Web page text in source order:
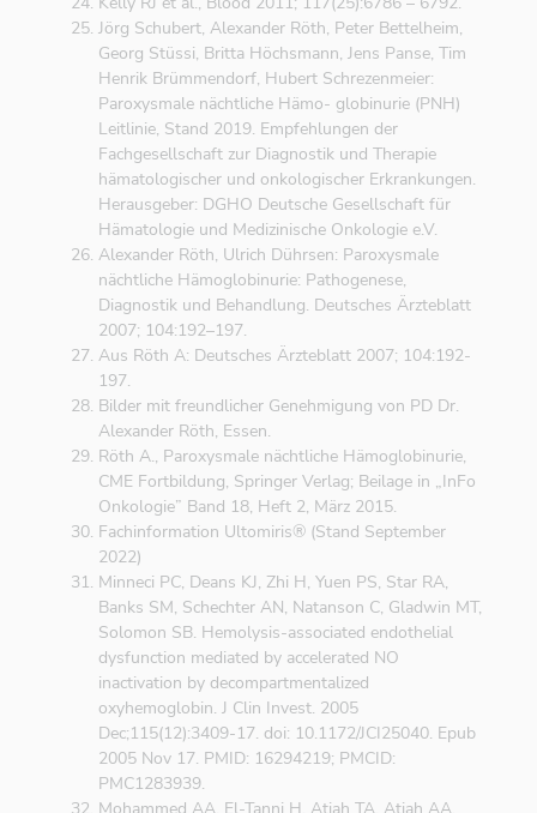
Jörg Schubert, Alexander Röth, Peter Bettelheim,
Georg Stüssi, Britta Höchsmann, Jens Panse, Tim
Henrik Brümmendorf, Hubert Schrezenmeier:
Paroxysmale nächtliche Hämo- globinurie (PNH)
Leitlinie, Stand 2019. Empfehlungen der
Fachgesellschaft zur Diagnostik und Therapie
hämatologischer und onkologischer Erkrankungen.
Herausgeber: DGHO Deutsche Gesellschaft für
Hämatologie und Medizinische Onkologie e.V.
Alexander Röth, Ulrich Dührsen: Paroxysmale
nächtliche Hämoglobinurie: Pathogenese,
Diagnostik und Behandlung. Deutsches Ärzteblatt
2007; 104:192–197.
Aus Röth A: Deutsches Ärzteblatt 2007; 104:192-
197.
Bilder mit freundlicher Genehmigung von PD Dr.
Alexander Röth, Essen.
Röth A., Paroxysmale nächtliche Hämoglobinurie,
CME Fortbildung, Springer Verlag; Beilage in „InFo
Onkologie” Band 18, Heft 2, März 2015.
Fachinformation Ultomiris® (Stand September
2022)
Minneci PC, Deans KJ, Zhi H, Yuen PS, Star RA,
Banks SM, Schechter AN, Natanson C, Gladwin MT,
Solomon SB. Hemolysis-associated endothelial
dysfunction mediated by accelerated NO
inactivation by decompartmentalized
oxyhemoglobin. J Clin Invest. 2005
Dec;115(12):3409-17. doi: 10.1172/JCI25040. Epub
2005 Nov 17. PMID: 16294219; PMCID:
PMC1283939.